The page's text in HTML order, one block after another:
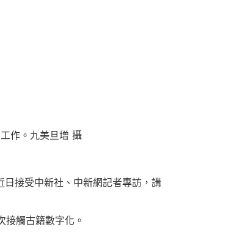
作。九美旦增 攝
接受中新社、中新網記者專訪，講
觸古籍數字化。